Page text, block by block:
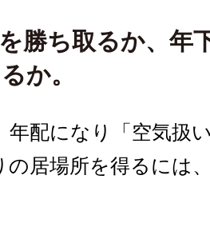
勝ち取るか、年
か。
年配になり「空気扱
の居場所を得るには